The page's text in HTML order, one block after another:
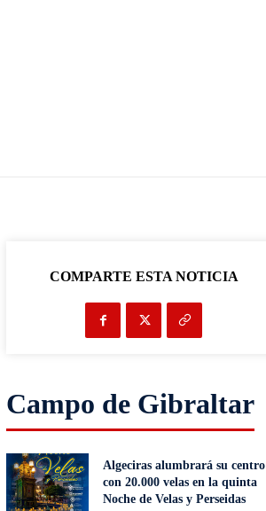
COMPARTE ESTA NOTICIA
Campo de Gibraltar
Algeciras alumbrará su centro
con 20.000 velas en la quinta
Noche de Velas y Perseidas